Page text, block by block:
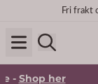
Hopp til innhold
Fri frakt
her